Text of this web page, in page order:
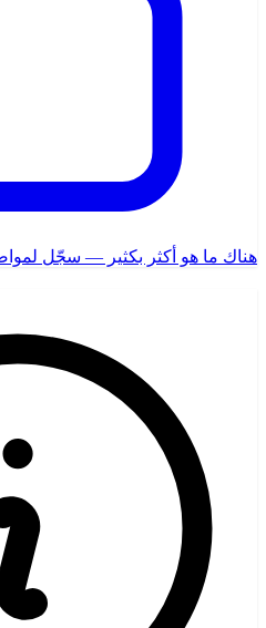
هناك ما هو أكثر بكثير — سجّل